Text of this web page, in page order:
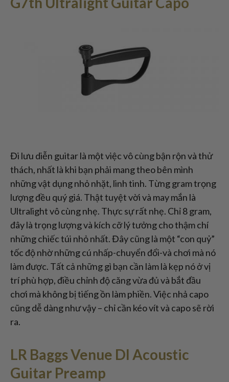
Đi lưu diễn guitar là một việc vô cùng bận rộn và thử
thách, nhất là khi bạn phải mang theo bên mình
những vật dụng nhỏ nhặt, linh tinh. Từng gram trọng
lượng đều quý giá. Thật tuyệt vời và may mắn là
Ultralight vô cùng nhẹ. Thực sự rất nhẹ. Chỉ 8 gram,
đây là trọng lượng và kích cỡ lý tưởng cho thậm chí
những chiếc túi nhỏ nhất. Đây cũng là một “con quỷ”
tốc độ nhờ những cú nhấp-chuyển đổi-và chơi mà nó
làm được. Tất cả những gì bạn cần làm là kẹp nó ở vị
trí phù hợp, điều chỉnh độ căng vừa đủ và bắt đầu
chơi mà không bị tiếng ồn làm phiền. Việc nhả capo
cũng dễ dàng như vậy – chỉ cần kéo vít và capo sẽ rời
ra.
LR Baggs Venue DI Acoustic
Guitar Preamp